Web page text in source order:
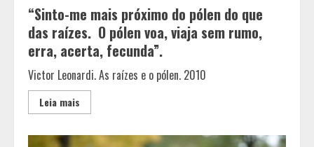
“Sinto-me mais próximo do pólen do que
das raízes. O pólen voa, viaja sem rumo,
erra, acerta, fecunda”.
Victor Leonardi. As raízes e o pólen. 2010
Leia mais